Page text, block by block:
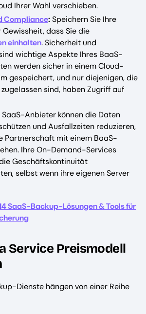
Ihrer Wahl verschieben.
Compliance:Speichern Sie Ihre
dass Sie die
einhalten. Sicherheit und
wichtige Aspekte Ihres BaaS-
werden sicher in einem Cloud-
gespeichert, und nur diejenigen, die
sind, haben Zugriff auf
SaaS-Anbieter können die Daten
und Ausfallzeiten reduzieren,
Partnerschaft mit einem BaaS-
Ihre On-Demand-Services
Geschäftskontinuität
selbst wenn ihre eigenen Server
SaaS-Backup-Lösungen & Tools für
Service Preismodell
Dienste hängen von einer Reihe